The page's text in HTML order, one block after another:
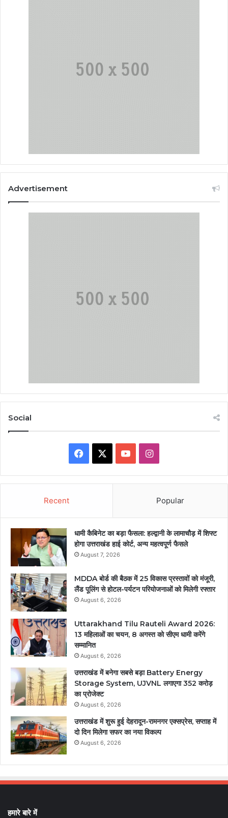
Advertisement
Social
Facebook YouTubeInstagram
Recent Popular
धामी कैबिनेट का बड़ा फैसला: हल्द्वानी के लामाचौड़ में शिफ्ट
होगा उत्तराखंड हाई कोर्ट, अन्य महत्वपूर्ण फैसले
August 7, 2026
MDDA बोर्ड की बैठक में 25 विकास प्रस्तावों को मंजूरी,
लैंड पूलिंग से होटल-पर्यटन परियोजनाओं को मिलेगी रफ्तार
August 6, 2026
Uttarakhand Tilu Rauteli Award 2026:
13 महिलाओं का चयन, 8 अगस्त को सीएम धामी करेंगे
सम्मानित
August 6, 2026
उत्तराखंड में बनेगा सबसे बड़ा Battery Energy
Storage System, UJVNL लगाएगा 352 करोड़
का प्रोजेक्ट
August 6, 2026
उत्तराखंड में शुरू हुई देहरादून-रामनगर एक्सप्रेस, सप्ताह में
दो दिन मिलेगा सफर का नया विकल्प
August 6, 2026
हमारे बारे में